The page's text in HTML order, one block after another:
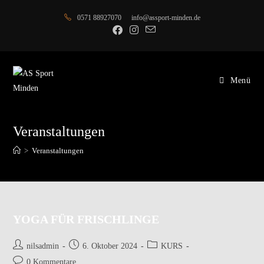
0571 88927070 info@assport-minden.de
Menü
Veranstaltungen
> Veranstaltungen
YOGA FÜR FRISCHLINGE
Beitrags-
Autor:
nilsadmin
Beitrag6. Oktober 2024
Beitrags-
KURS
Beitrags-0 Kommentare